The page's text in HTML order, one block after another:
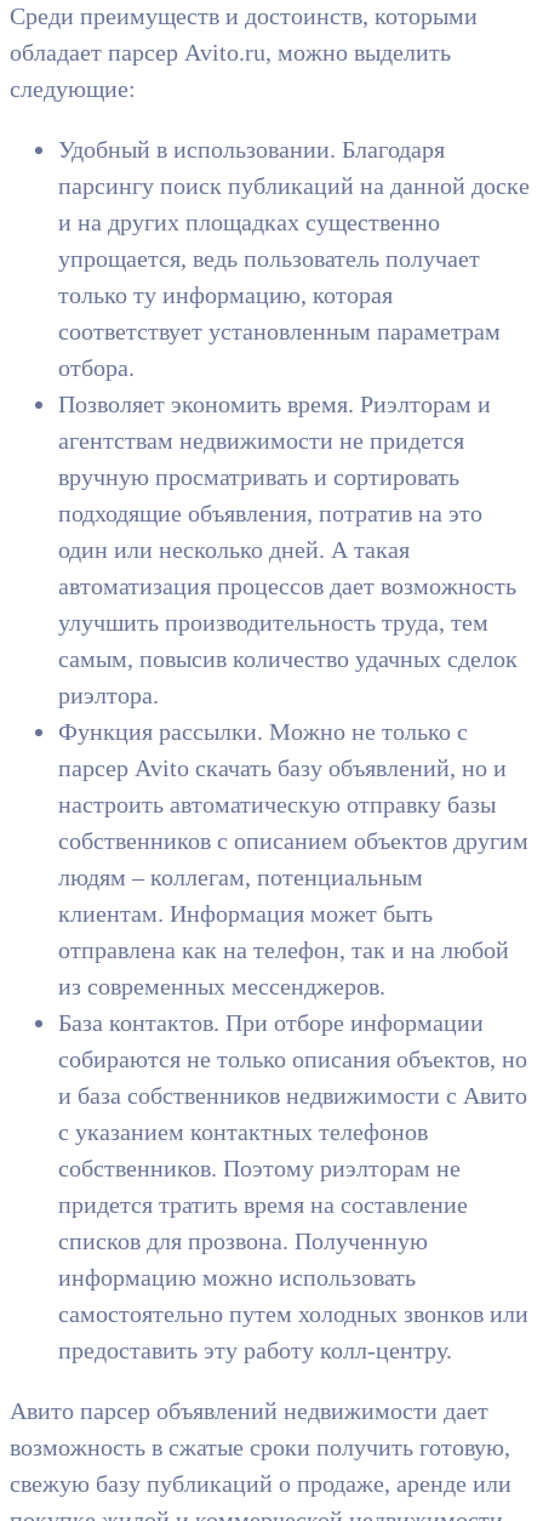
Среди преимуществ и достоинств, которыми
обладает парсер Avito.ru, можно выделить
следующие:
Удобный в использовании. Благодаря
парсингу поиск публикаций на данной доске
и на других площадках существенно
упрощается, ведь пользователь получает
только ту информацию, которая
соответствует установленным параметрам
отбора.
Позволяет экономить время. Риэлторам и
агентствам недвижимости не придется
вручную просматривать и сортировать
подходящие объявления, потратив на это
один или несколько дней. А такая
автоматизация процессов дает возможность
улучшить производительность труда, тем
самым, повысив количество удачных сделок
риэлтора.
Функция рассылки. Можно не только с
парсер Avito скачать базу объявлений, но и
настроить автоматическую отправку базы
собственников с описанием объектов другим
людям – коллегам, потенциальным
клиентам. Информация может быть
отправлена как на телефон, так и на любой
из современных мессенджеров.
База контактов. При отборе информации
собираются не только описания объектов, но
и база собственников недвижимости с Авито
с указанием контактных телефонов
собственников. Поэтому риэлторам не
придется тратить время на составление
списков для прозвона. Полученную
информацию можно использовать
самостоятельно путем холодных звонков или
предоставить эту работу колл-центру.
Авито парсер объявлений недвижимости дает
возможность в сжатые сроки получить готовую,
свежую базу публикаций о продаже, аренде или